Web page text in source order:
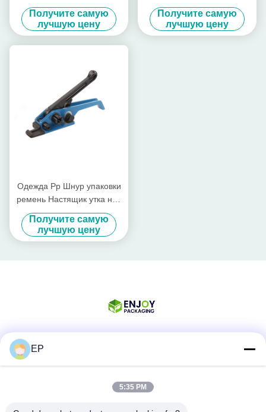
для натяжения инструмент
пластиковый шнур
полиремешок
Получите самую
лучшую цену
ремень ремень ремень
ремень ремень ремень
Получите самую
лучшую цену
Одежда Pp Шнур упаковки
ремень Настящик утка нос
товары Ручной ремень
натяжки
Получите самую
лучшую цену
Быстрый контакт
EP
5:35 PM